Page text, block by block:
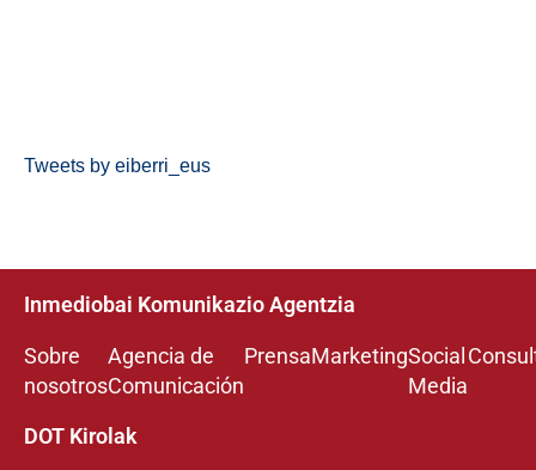
Tweets by eiberri_eus
Inmediobai Komunikazio Agentzia
Sobre
nosotros
Agencia de
Comunicación
PrensaMarketingSocial
Media
DOT Kirolak